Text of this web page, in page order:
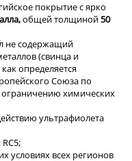
покрытие с ярко
общейтолщиной50
не содержащий
(свинца и
определяется
Союза по
химических
ультрафиолета
условиях всех регионов